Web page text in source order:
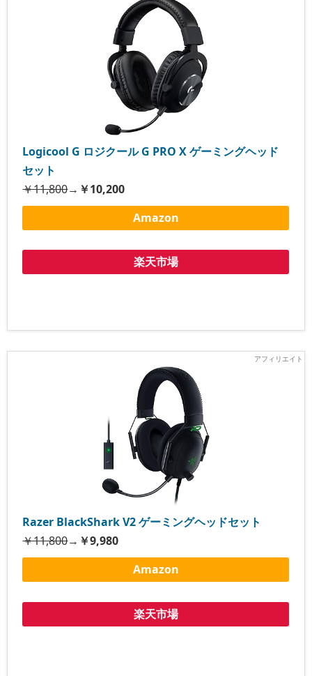
Logicool G ロジクール G PRO X ゲーミングヘッド
セット
￥11,800→ ￥10,200
Amazon
楽天市場
Razer BlackShark V2 ゲーミングヘッドセット
￥11,800→ ￥9,980
Amazon
楽天市場